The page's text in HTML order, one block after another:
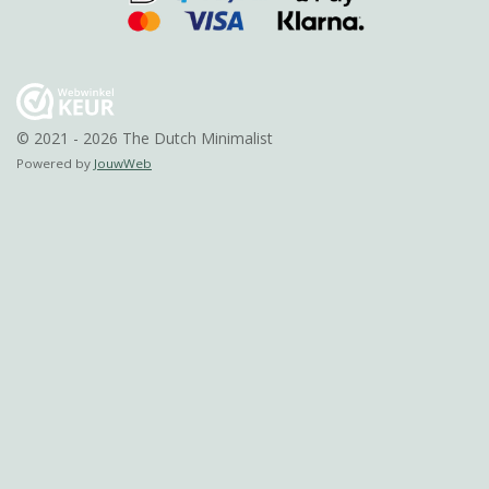
© 2021 - 2026 The Dutch Minimalist
Powered by JouwWeb